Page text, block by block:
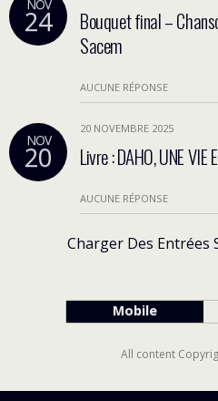
NOV
24
Bouquet final –
Sacem
AUCUNE RÉPONSE
NOV
20
20 NOVEMBRE 2025
Livre : DAHO, UNE VIE
AUCUNE RÉPONSE
Charger Des Entrées
Mobile
All content